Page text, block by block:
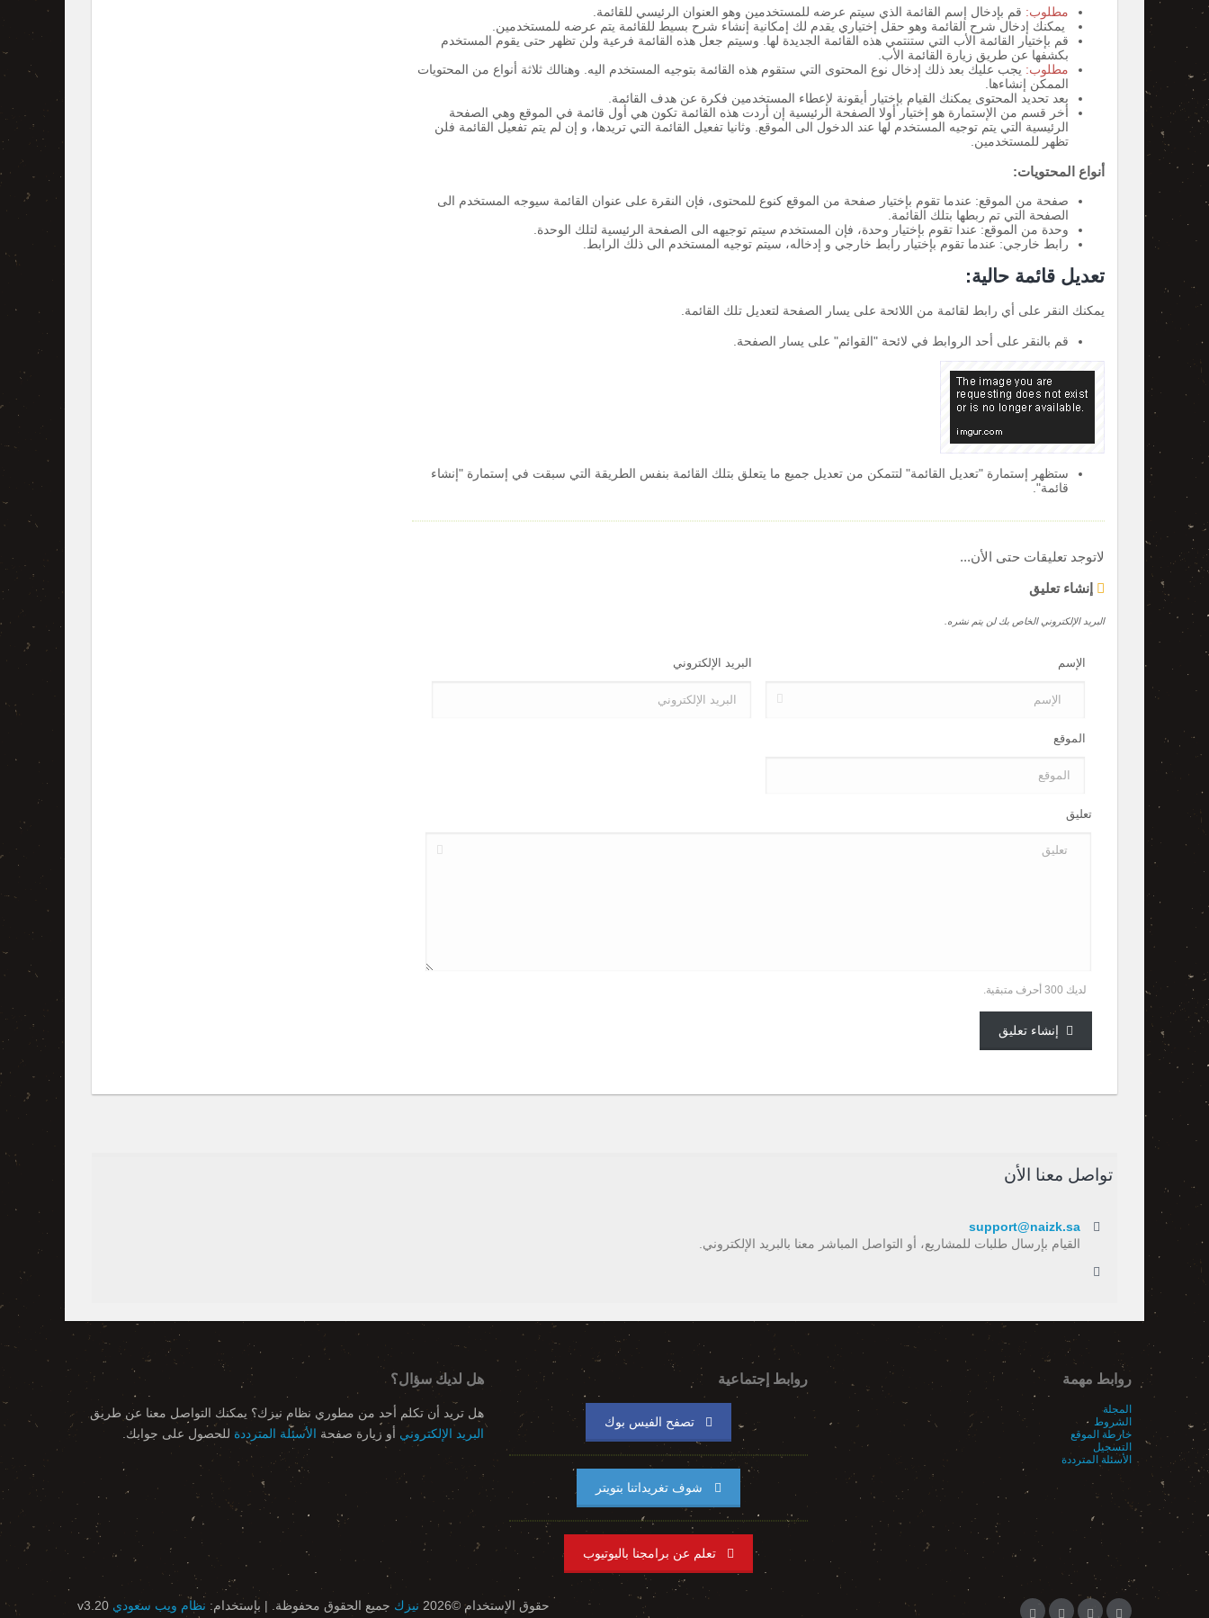
مطلوب: قم بإدخال إسم القائمة الذي سيتم عرضه للمستخدمين وهو العنوان الرئيسي للقائمة.
يمكنك إدخال شرح القائمة وهو حقل إختياري يقدم لك إمكانية إنشاء شرح بسيط للقائمة يتم عرضه للمستخدمين.
قم بإختيار القائمة الأب التي ستنتمي هذه القائمة الجديدة لها. وسيتم جعل هذه القائمة فرعية ولن تظهر حتى يقوم المستخدم
بكشفها عن طريق زيارة القائمة الأب.
مطلوب: يجب عليك بعد ذلك إدخال نوع المحتوى التي ستقوم هذه القائمة بتوجيه المستخدم اليه. وهنالك ثلاثة أنواع من المحتويات
الممكن إنشاءها.
بعد تحديد المحتوى يمكنك القيام بإختيار أيقونة لإعطاء المستخدمين فكرة عن هدف القائمة.
أخر قسم من الإستمارة هو إختيار أولا الصفحة الرئيسية إن أردت هذه القائمة تكون هي أول قائمة في الموقع وهي الصفحة
الرئيسية التي يتم توجيه المستخدم لها عند الدخول الى الموقع. وثانيا تفعيل القائمة التي تريدها، و إن لم يتم تفعيل القائمة فلن
تظهر للمستخدمين.
أنواع المحتويات:
صفحة من الموقع: عندما تقوم بإختيار صفحة من الموقع كنوع للمحتوى، فإن النقرة على عنوان القائمة سيوجه المستخدم الى
الصفحة التي تم ربطها بتلك القائمة.
وحدة من الموقع: عندا تقوم بإختيار وحدة، فإن المستخدم سيتم توجيهه الى الصفحة الرئيسية لتلك الوحدة.
رابط خارجي: عندما تقوم بإختيار رابط خارجي و إدخاله، سيتم توجيه المستخدم الى ذلك الرابط.
تعديل قائمة حالية:
يمكنك النقر على أي رابط لقائمة من اللائحة على يسار الصفحة لتعديل تلك القائمة.
قم بالنقر على أحد الروابط في لائحة "القوائم" على يسار الصفحة.
ستظهر إستمارة "تعديل القائمة" لتتمكن من تعديل جميع ما يتعلق بتلك القائمة بنفس الطريقة التي سبقت في إستمارة "إنشاء
قائمة".
لاتوجد تعليقات حتى الأن...
إنشاء تعليق
البريد الإلكتروني الخاص بك لن يتم نشره.
الإسم البريد الإلكتروني
الموقع
تعليق
لديك 300 أحرف متبقية.
إنشاء تعليق
تواصل معنا الأن
support@naizk.sa
القيام بإرسال طلبات للمشاريع، أو التواصل المباشر معنا بالبريد الإلكتروني.
روابط مهمة
المجلة
الشروط
خارطة الموقع
التسجيل
الأسئلة المترددة
روابط إجتماعية
تصفح الفيس بوك
شوف تغريداتنا بتويتر
تعلم عن برامجنا باليوتيوب
هل لديك سؤال؟
هل تريد أن تكلم أحد من مطوري نظام نيزك؟ يمكنك التواصل معنا عن طريق
البريد الإلكتروني أو زيارة صفحة الأسئلة المترددة للحصول على جوابك.
حقوق الإستخدام ©2026 نيزك جميع الحقوق محفوظة. | بإستخدام: نظام ويب سعودي